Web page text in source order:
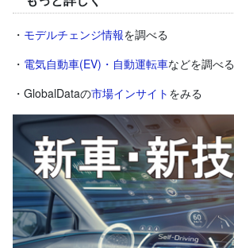
・ モデルチェンジ情報を調べる
・ 電気自動車(EV)・自動運転車などを調べる
・GlobalDataの市場インサイト をみる